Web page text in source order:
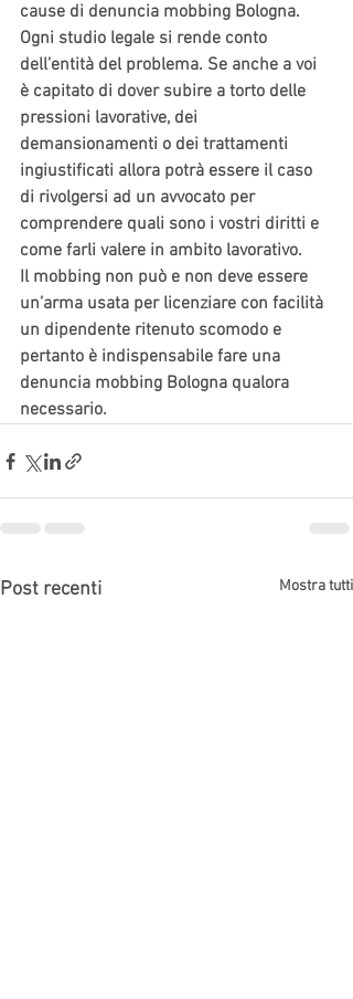
cause di denuncia mobbing Bologna.
Ogni studio legale si rende conto
dell’entità del problema. Se anche a voi
è capitato di dover subire a torto delle
pressioni lavorative, dei
demansionamenti o dei trattamenti
ingiustificati allora potrà essere il caso
di rivolgersi ad un avvocato per
comprendere quali sono i vostri diritti e
come farli valere in ambito lavorativo.
Il mobbing non può e non deve essere
un’arma usata per licenziare con facilità
un dipendente ritenuto scomodo e
pertanto è indispensabile fare una
denuncia mobbing Bologna qualora
necessario.
Post recenti Mostra tutti